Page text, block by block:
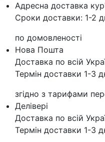
Адресна доставка
Сроки доставки: 1-2
по домовленості
Нова Пошта
Доставка по всій
Термін доставки 1-3
згідно з тарифами
Делівері
Доставка по всій
Термін доставки 1-3